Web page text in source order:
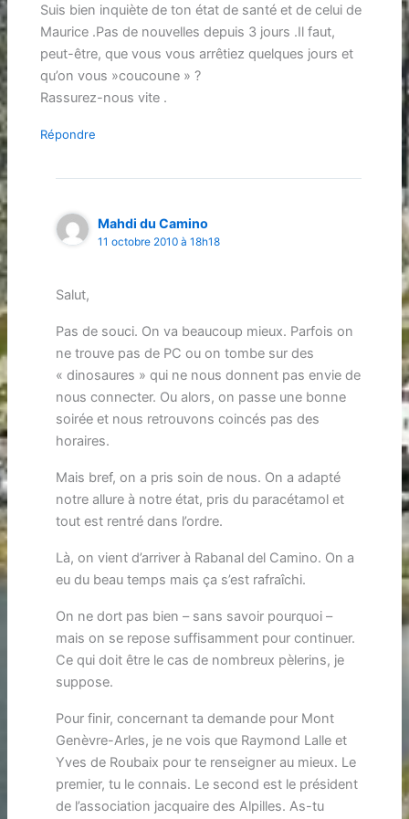
Suis bien inquiète de ton état de santé et de celui de
Maurice .Pas de nouvelles depuis 3 jours .Il faut,
peut-être, que vous vous arrêtiez quelques jours et
qu’on vous »coucoune » ?
Rassurez-nous vite .
Répondre
Mahdi du Camino
11 octobre 2010 à 18h18
Salut,
Pas de souci. On va beaucoup mieux. Parfois on
ne trouve pas de PC ou on tombe sur des
« dinosaures » qui ne nous donnent pas envie de
nous connecter. Ou alors, on passe une bonne
soirée et nous retrouvons coincés pas des
horaires.
Mais bref, on a pris soin de nous. On a adapté
notre allure à notre état, pris du paracétamol et
tout est rentré dans l’ordre.
Là, on vient d’arriver à Rabanal del Camino. On a
eu du beau temps mais ça s’est rafraîchi.
On ne dort pas bien – sans savoir pourquoi –
mais on se repose suffisamment pour continuer.
Ce qui doit être le cas de nombreux pèlerins, je
suppose.
Pour finir, concernant ta demande pour Mont
Genèvre-Arles, je ne vois que Raymond Lalle et
Yves de Roubaix pour te renseigner au mieux. Le
premier, tu le connais. Le second est le président
de l’association jacquaire des Alpilles. As-tu